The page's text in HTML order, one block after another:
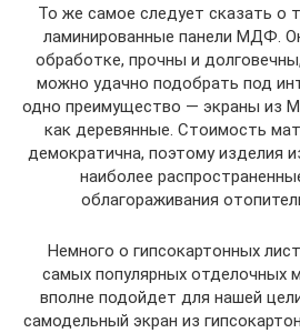
То же самое следует сказать о
ламинированные панели МДФ.
обработке, прочны и
можно удачно подобрать под
одно преимущество — экраны из
как деревянные. Стоимость
демократична, поэтому изделия
наиболее
облагораживания
Немного о гипсокартонных
самых популярных отделочных
вполне подойдет для нашей
самодельный экран из